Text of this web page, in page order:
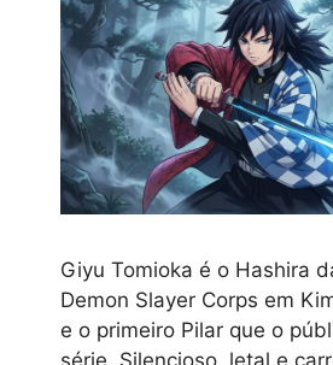
Giyu Tomioka é o Hashira
Demon Slayer Corps em
e o primeiro Pilar que o